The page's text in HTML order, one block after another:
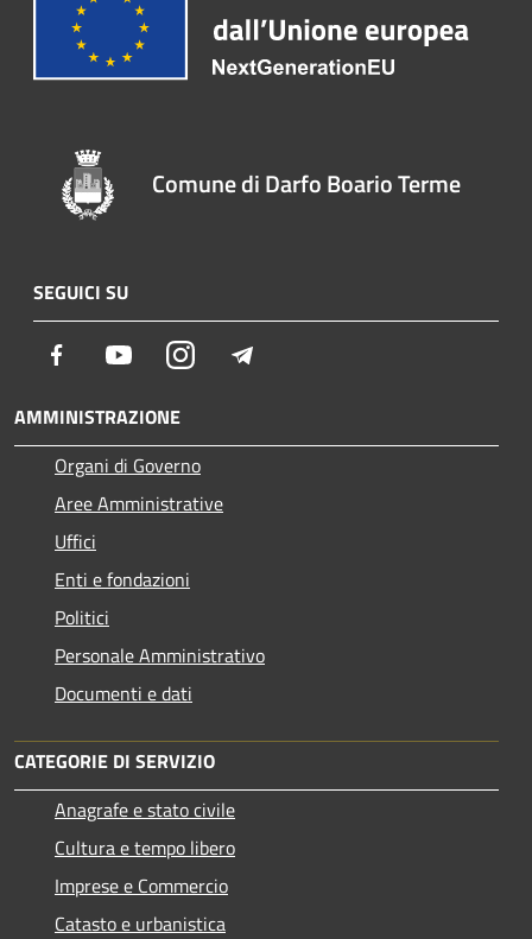
Comune di Darfo Boario Terme
SEGUICI SU
Facebook YoutubeInstagram
AMMINISTRAZIONE
Organi di Governo
Aree Amministrative
Uffici
Enti e fondazioni
Politici
Personale Amministrativo
Documenti e dati
CATEGORIE DI SERVIZIO
Anagrafe e stato civile
Cultura e tempo libero
Imprese e Commercio
Catasto e urbanistica